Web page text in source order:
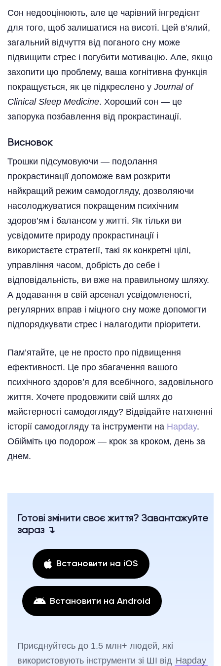
Сон недооцінюють, але це чарівний інгредієнт
для того, щоб залишатися на висоті. Цей в’ялий,
загальний відчуття від поганого сну може
підвищити стрес і погубити мотивацію. Але, якщо
захопити цю проблему, ваша когнітивна функція
покращується, як це підкреслено у Journal of
Clinical Sleep Medicine. Хороший сон — це
запорука позбавлення від прокрастинації.
Висновок
Трошки підсумовуючи — подолання
прокрастинації допоможе вам розкрити
найкращий режим самодогляду, дозволяючи
насолоджуватися покращеним психічним
здоров’ям і балансом у житті. Як тільки ви
усвідомите природу прокрастинації і
використаєте стратегії, такі як конкретні цілі,
управління часом, добрість до себе і
відповідальність, ви вже на правильному шляху.
А додавання в свій арсенал усвідомленості,
регулярних вправ і міцного сну може допомогти
підпорядкувати стрес і налагодити пріоритети.
Пам’ятайте, це не просто про підвищення
ефективності. Це про збагачення вашого
психічного здоров’я для всебічного, задовільного
життя. Хочете продовжити свій шлях до
майстерності самодогляду? Відвідайте натхненні
історії самодогляду та інструменти на Hapday.
Обійміть цю подорож — крок за кроком, день за
днем.
Готові змінити своє життя? Завантажуйте
зараз ↴
Встановити на iOS
Встановити на Android
Приєднуйтесь до 1.5 млн+ людей, які
використовують інструменти зі ШІ від Hapday